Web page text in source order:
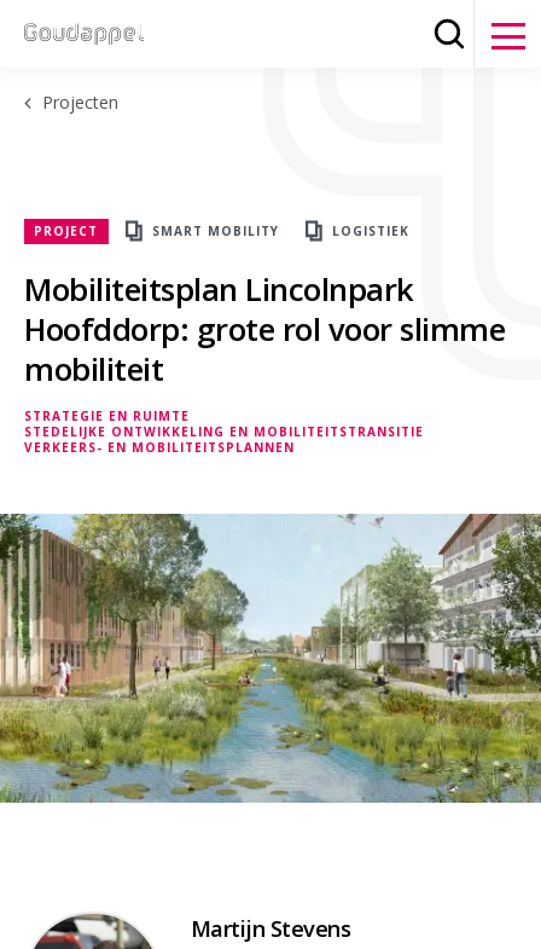
Zoeken
Projecten
Mobiliteitsplan Lincolnpark
Hoofddorp: grote rol voor slimme
mobiliteit
PROJECT SMART MOBILITY LOGISTIEK
STRATEGIE EN RUIMTE
STEDELIJKE ONTWIKKELING EN MOBILITEITSTRANSITIE
STRATEGIE EN RUIMTE
VERKEERS- EN MOBILITEITSPLANNEN
ContactpersoonMartijn Stevens